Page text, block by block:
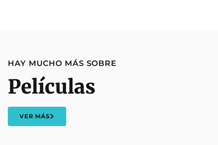
HAY MUCHO MÁS SOBRE
Películas
VER MÁS